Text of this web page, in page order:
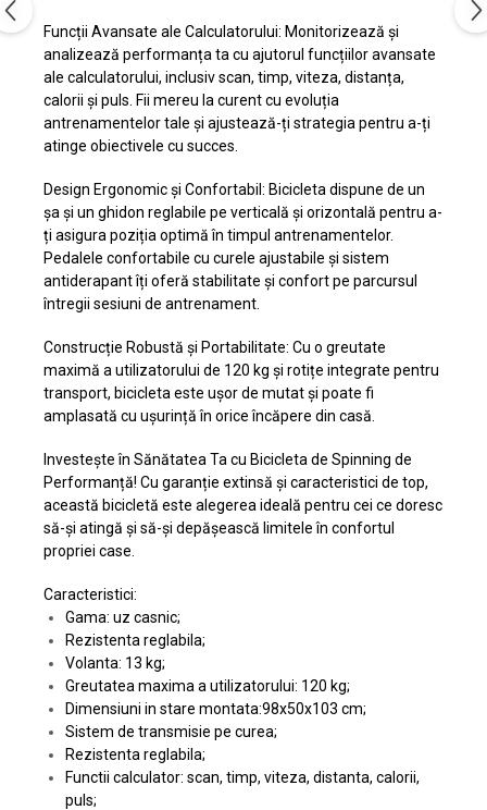
Funcții Avansate ale Calculatorului: Monitorizează și
analizează performanța ta cu ajutorul funcțiilor avansate
ale calculatorului, inclusiv scan, timp, viteza, distanța,
calorii și puls. Fii mereu la curent cu evoluția
antrenamentelor tale și ajustează-ți strategia pentru a-ți
atinge obiectivele cu succes.
Design Ergonomic și Confortabil: Bicicleta dispune de un
șa și un ghidon reglabile pe verticală și orizontală pentru a-
ți asigura poziția optimă în timpul antrenamentelor.
Pedalele confortabile cu curele ajustabile și sistem
antiderapant îți oferă stabilitate și confort pe parcursul
întregii sesiuni de antrenament.
Construcție Robustă și Portabilitate: Cu o greutate
maximă a utilizatorului de 120 kg și rotițe integrate pentru
transport, bicicleta este ușor de mutat și poate fi
amplasată cu ușurință în orice încăpere din casă.
Investește în Sănătatea Ta cu Bicicleta de Spinning de
Performanță! Cu garanție extinsă și caracteristici de top,
această bicicletă este alegerea ideală pentru cei ce doresc
să-și atingă și să-și depășească limitele în confortul
propriei case.
Caracteristici:
Gama: uz casnic;
Rezistenta reglabila;
Volanta: 13 kg;
Greutatea maxima a utilizatorului: 120 kg;
Dimensiuni in stare montata:98x50x103 cm;
Sistem de transmisie pe curea;
Rezistenta reglabila;
Functii calculator: scan, timp, viteza, distanta, calorii,
puls;